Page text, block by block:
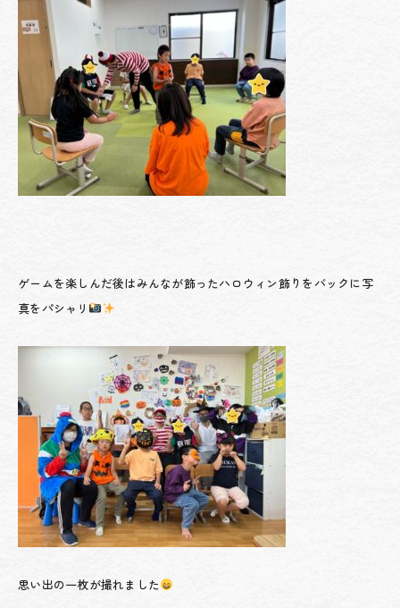
ゲームを楽しんだ後はみんなが飾ったハロウィン飾りをバックに写
真をパシャリ
思い出の一枚が撮れました